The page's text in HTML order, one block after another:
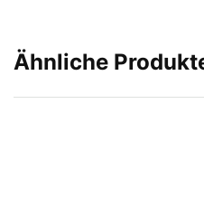
Ähnliche